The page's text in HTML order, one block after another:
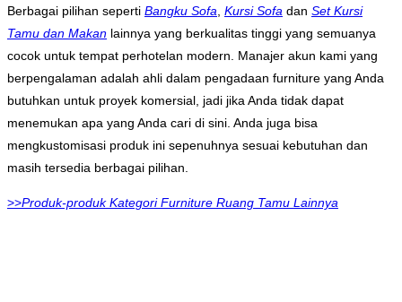
Berbagai pilihan seperti Bangku Sofa Kursi Sofa dan Set Kursi
Tamu dan Makan lainnya yang berkualitas tinggi yang semuanya
cocok untuk tempat perhotelan modern. Manajer akun kami yang
berpengalaman adalah ahli dalam pengadaan furniture yang Anda
butuhkan untuk proyek komersial, jadi jika Anda tidak dapat
menemukan apa yang Anda cari di sini. Anda juga bisa
mengkustomisasi produk ini sepenuhnya sesuai kebutuhan dan
masih tersedia berbagai pilihan.
>>Produk-produk Kategori Furniture Ruang Tamu Lainnya